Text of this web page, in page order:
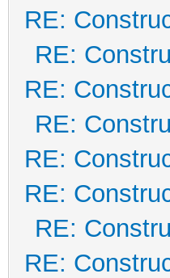
RE:
RE:
RE:
RE:
RE:
RE:
RE:
RE: